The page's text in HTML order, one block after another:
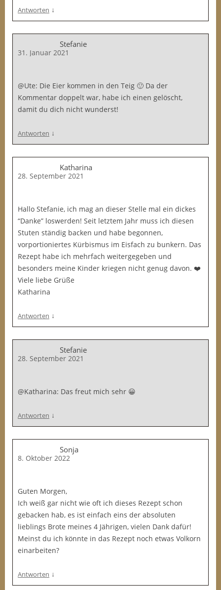
Antworten ↓
Stefanie
31. Januar 2021
@Ute: Die Eier kommen in den Teig 🙂 Da der
Kommentar doppelt war, habe ich einen gelöscht,
damit du dich nicht wunderst!
Antworten ↓
Katharina
28. September 2021
Hallo Stefanie, ich mag an dieser Stelle mal ein dickes
“Danke” loswerden! Seit letztem Jahr muss ich diesen
Stuten ständig backen und habe begonnen,
vorportioniertes Kürbismus im Eisfach zu bunkern. Das
Rezept habe ich mehrfach weitergegeben und
besonders meine Kinder kriegen nicht genug davon. ❤️
Viele liebe Grüße
Katharina
Antworten ↓
Stefanie
28. September 2021
@Katharina: Das freut mich sehr 😀
Antworten ↓
Sonja
8. Oktober 2022
Guten Morgen,
Ich weiß gar nicht wie oft ich dieses Rezept schon
gebacken hab, es ist einfach eins der absoluten
lieblings Brote meines 4 Jährigen, vielen Dank dafür!
Meinst du ich könnte in das Rezept noch etwas Volkorn
einarbeiten?
Antworten ↓